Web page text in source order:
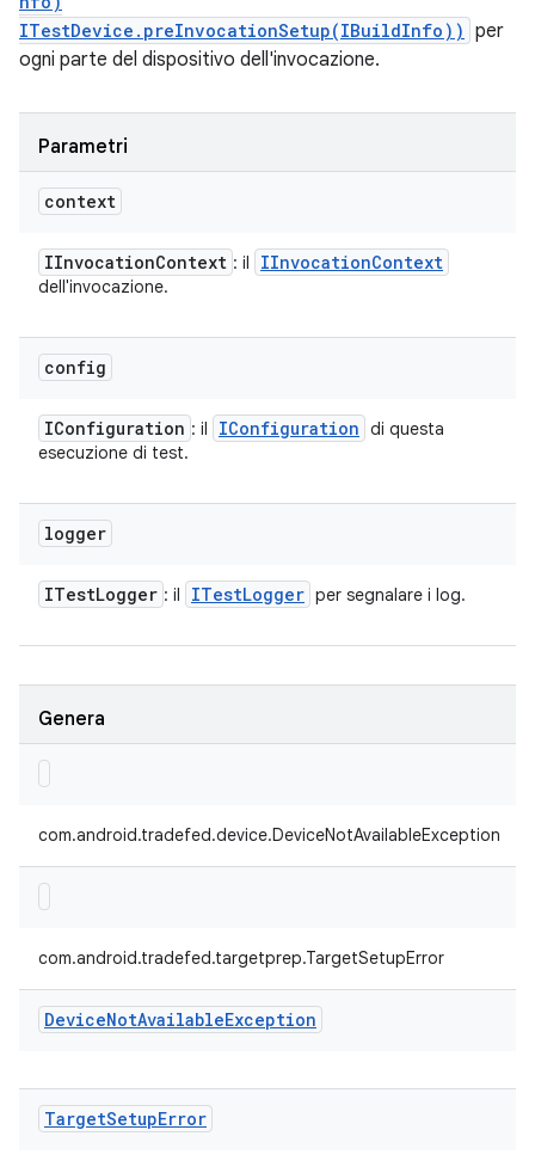
ITestDevice.preInvocationSetup(IBuildInfo)) per
ogni parte del dispositivo dell'invocazione.
Parametri
context
IInvocationContext : il IInvocationContext
dell'invocazione.
config
IConfiguration : il IConfiguration di questa
esecuzione di test.
logger
ITestLogger : il ITestLogger per segnalare i log.
Genera
com.android.tradefed.device.DeviceNotAvailableException
com.android.tradefed.targetprep.TargetSetupError
DeviceNotAvailableException
TargetSetupError